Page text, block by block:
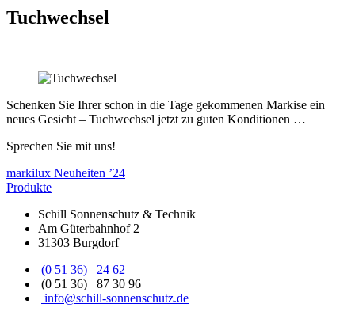
Tuchwechsel
Schenken Sie Ihrer schon in die Tage gekommenen Markise ein
neues Gesicht – Tuchwechsel jetzt zu guten Konditionen …
Sprechen Sie mit uns!
Beitragsnavigation
markilux Neuheiten ’24
Produkte
Schill Sonnenschutz & Technik
Am Güterbahnhof 2
31303 Burgdorf
(0 51 36) 24 62
(0 51 36) 87 30 96
info@schill-sonnenschutz.de